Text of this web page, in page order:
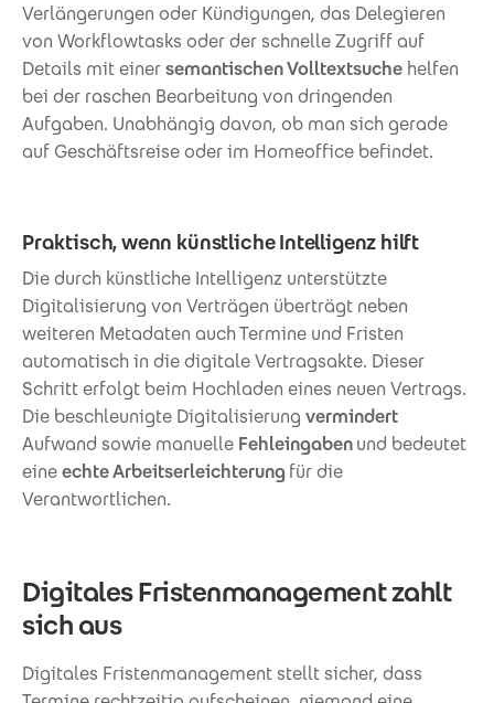
Verlängerungen oder Kündigungen, das Delegieren
von Workflowtasks oder der schnelle Zugriff auf
Details mit einersemantischen Volltextsuche helfen
bei der raschen Bearbeitung von dringenden
Aufgaben. Unabhängig davon, ob man sich gerade
auf Geschäftsreise oder im Homeoffice befindet.
Praktisch, wenn künstliche Intelligenz hilft
Die durch künstliche Intelligenz unterstützte
Digitalisierung von Verträgen überträgt neben
weiteren Metadaten auch Termine und Fristen
automatisch in die digitale Vertragsakte. Dieser
Schritt erfolgt beim Hochladen eines neuen Vertrags.
Die beschleunigte Digitalisierung vermindert
Aufwand sowie manuelle Fehleingabenund bedeutet
eineechte Arbeitserleichterungfür die
Verantwortlichen.
Digitales Fristenmanagement zahlt
sich aus
Digitales Fristenmanagement stellt sicher, dass